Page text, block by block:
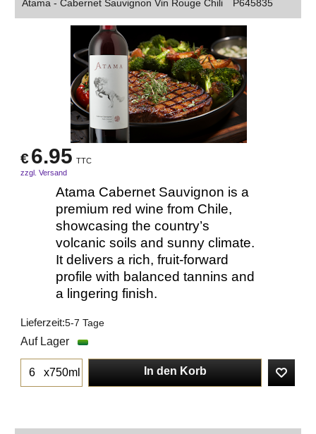
Atama - Cabernet Sauvignon Vin Rouge Chili P645835
€6.95 TTC
zzgl. Versand
Atama Cabernet Sauvignon is a
premium red wine from Chile,
showcasing the country’s
volcanic soils and sunny climate.
It delivers a rich, fruit-forward
profile with balanced tannins and
a lingering finish.
Lieferzeit:5-7 Tage
Auf Lager
x750ml In den Korb